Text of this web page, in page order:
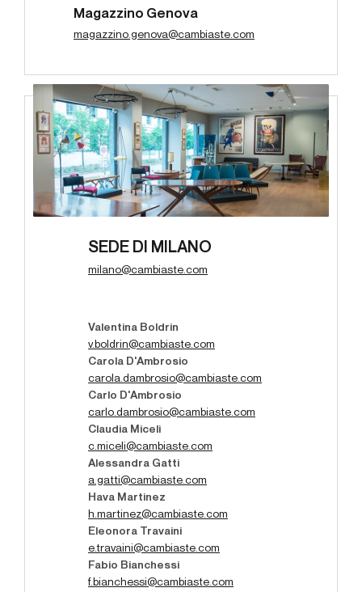
Magazzino Genova
magazzino.genova@cambiaste.com
SEDE DI MILANO
milano@cambiaste.com
Valentina Boldrin
v.boldrin@cambiaste.com
Carola D'Ambrosio
carola.dambrosio@cambiaste.com
Carlo D'Ambrosio
carlo.dambrosio@cambiaste.com
Claudia Miceli
c.miceli@cambiaste.com
Alessandra Gatti
a.gatti@cambiaste.com
Hava Martinez
h.martinez@cambiaste.com
Eleonora Travaini
e.travaini@cambiaste.com
Fabio Bianchessi
f.bianchessi@cambiaste.com